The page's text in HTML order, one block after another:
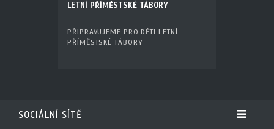
LETNÍ PŘÍMĚSTSKÉ TÁBORY
PŘIPRAVUJEME PRO DĚTI LETNÍ
PŘÍMĚSTSKÉ TÁBORY
SOCIÁLNÍ SÍTĚ